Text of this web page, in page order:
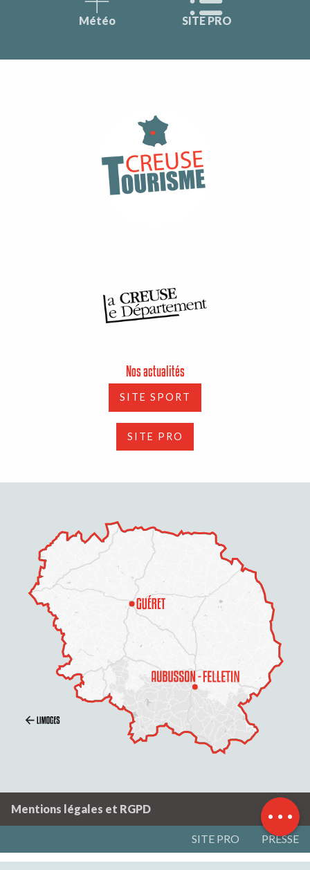
Description
Prestations
Météo SITE PRO
Nos actualités
SITE SPORT
SITE PRO
Mentions légales et RGPD
SITE PRO PRESSE